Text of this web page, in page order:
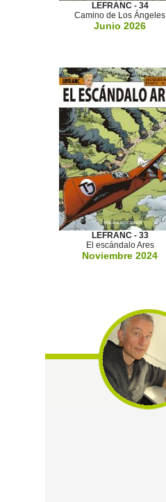
LEFRANC - 34
Camino de Los Ángeles
Junio 2026
LEFRANC - 33
El escándalo Ares
Noviembre 2024